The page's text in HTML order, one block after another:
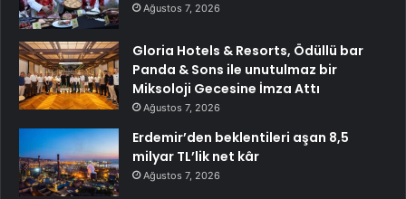
Ağustos 7, 2026
Gloria Hotels & Resorts, Ödüllü bar
Panda & Sons ile unutulmaz bir
Miksoloji Gecesine İmza Attı
Ağustos 7, 2026
Erdemir’den beklentileri aşan 8,5
milyar TL’lik net kâr
Ağustos 7, 2026